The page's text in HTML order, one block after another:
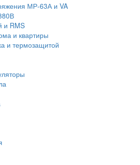
МР-63А и VA
и RMS
и квартиры
и термозащитой